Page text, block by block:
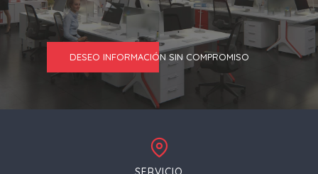
DESEO INFORMACIÓN SIN COMPROMISO